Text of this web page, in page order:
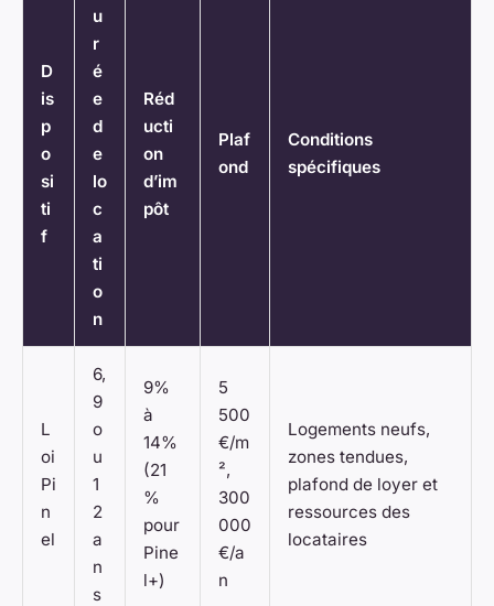
D
is
p
o
si
ti
f
u
r
é
e
d
e
lo
c
a
ti
o
n
Réd
ucti
on
d’im
pôt
Plaf
ond
Conditions
spécifiques
L
oi
Pi
n
el
6,
9
o
u
1
2
a
n
s
9%
à
14%
(21
%
pour
Pine
l+)
5
500
€/m
²,
300
000
€/a
n
Logements neufs,
zones tendues,
plafond de loyer et
ressources des
locataires